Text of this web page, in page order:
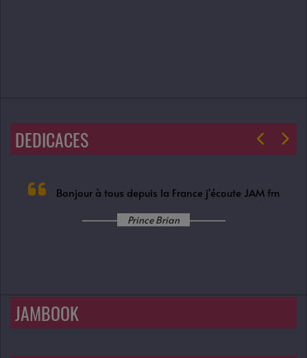
DEDICACES
Bonjour à tous depuis la France j'écoute JAM fm
Prince Brian
JAMBOOK